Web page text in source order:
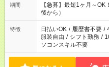
しておきたい」 「朝は
間を有効に使いたい」 な
ね。
期間
【急募】最短1ヶ月～
後から）
特徴 日払いOK / 履歴書不要 /
服装自由 / シフト勤務 /
ソコンスキル不要